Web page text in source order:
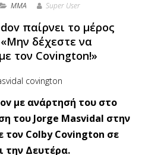
MMA Super User
παίρνει το μέρος
δέχεστε να
τον Covington!»
με ανάρτησή του στο
του Jorge Masvidal στην
τον Colby Covington σε
την Δευτέρα.